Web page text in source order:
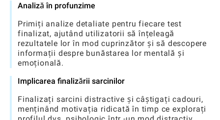
Analiză în profunzime
Primiți analize detaliate pentru fiecare test
finalizat, ajutând utilizatorii să înțeleagă
rezultatele lor în mod cuprinzător și să descopere
informații despre bunăstarea lor mentală și
emoțională.
Implicarea finalizării sarcinilor
Finalizați sarcini distractive și câștigați cadouri,
menținând motivația ridicată în timp ce explorați